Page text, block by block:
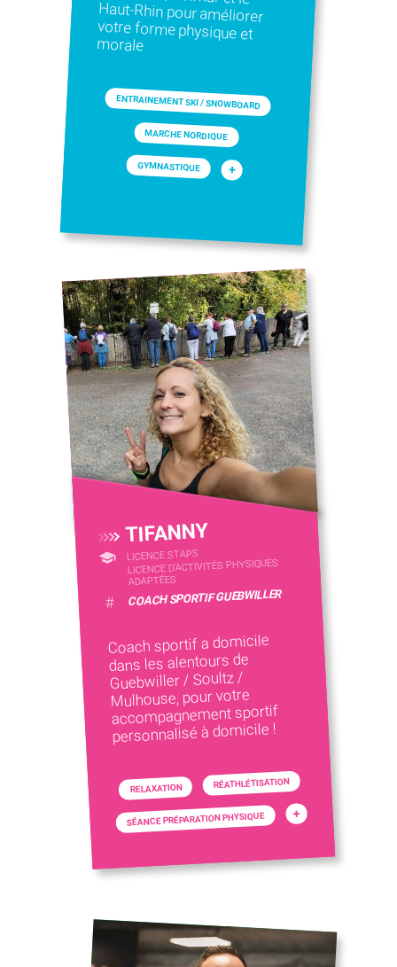
morale
ENTRAINEMENT SKI / SNOWBOARD
MARCHE NORDIQUE
GYMNASTIQUE +
TIFANNY
LICENCE STAPS
LICENCE D’ACTIVITÉS PHYSIQUES
ADAPTÉES
# COACH SPORTIF GUEBWILLER
Coach sportif a domicile
dans les alentours de
Guebwiller / Soultz /
Mulhouse, pour votre
accompagnement sportif
personnalisé à domicile !
RELAXATION RÉATHLÉTISATION
SÉANCE PRÉPARATION PHYSIQUE +